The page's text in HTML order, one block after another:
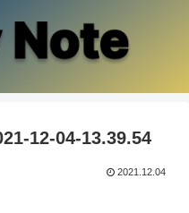
12-04-13.39.54
2021.12.04